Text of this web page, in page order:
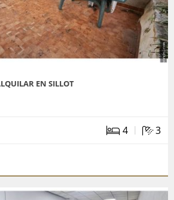
EN SILLOT
4 | 3